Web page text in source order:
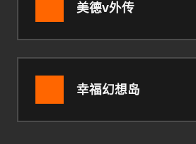
美德v外传
幸福幻想岛